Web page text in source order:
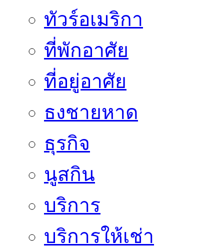
ทัวร์อเมริกา
ที่พักอาศัย
ที่อยู่อาศัย
ธงชายหาด
ธุรกิจ
นูสกิน
บริการ
บริการให้เช่า